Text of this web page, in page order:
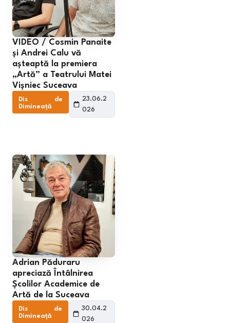
VIDEO / Cosmin Panaite
și Andrei Calu vă
așteaptă la premiera
„Artă” a Teatrului Matei
Vișniec Suceava
Dis de
Dimineață
23.06.2
026
Adrian Păduraru
apreciază Întâlnirea
Școlilor Academice de
Artă de la Suceava
Dis de
Dimineață
30.04.2
026